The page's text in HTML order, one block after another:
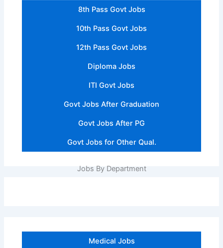
8th Pass Govt Jobs
10th Pass Govt Jobs
12th Pass Govt Jobs
Diploma Jobs
ITI Govt Jobs
Govt Jobs After Graduation
Govt Jobs After PG
Govt Jobs for Other Qual.
Jobs By Department
Medical Jobs